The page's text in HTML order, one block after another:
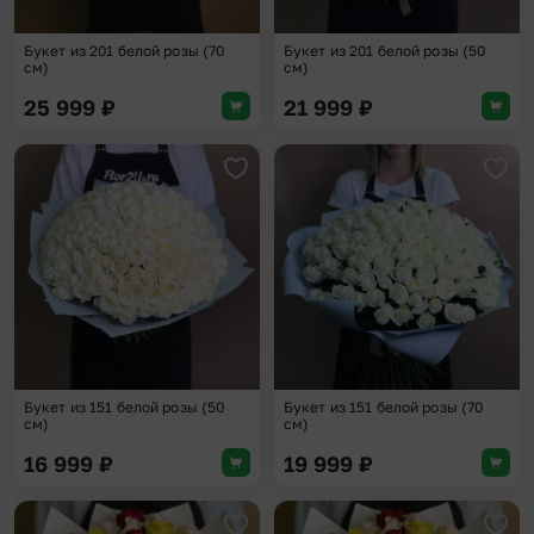
Букет из 201 белой розы (70
см)
25 999 ₽
Букет из 201 белой розы (50
см)
21 999 ₽
Добавить в избранное
Букет из 151 белой розы (50
см)
16 999 ₽
Букет из 151 белой розы (70
см)
19 999 ₽